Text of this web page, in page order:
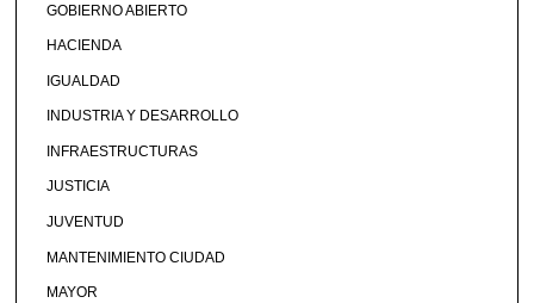
GOBIERNO ABIERTO
HACIENDA
IGUALDAD
INDUSTRIA Y DESARROLLO
INFRAESTRUCTURAS
JUSTICIA
JUVENTUD
MANTENIMIENTO CIUDAD
MAYOR